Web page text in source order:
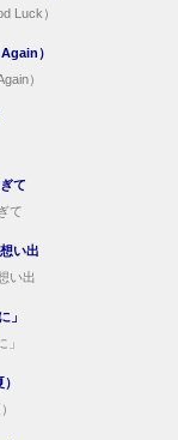
）
て
い出
」